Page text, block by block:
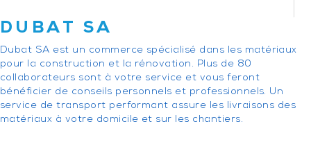
DUBAT SA
Dubat SA est un commerce spécialisé dans les matériaux
pour la construction et la rénovation. Plus de 80
collaborateurs sont à votre service et vous feront
bénéficier de conseils personnels et professionnels. Un
service de transport performant assure les livraisons des
matériaux à votre domicile et sur les chantiers.